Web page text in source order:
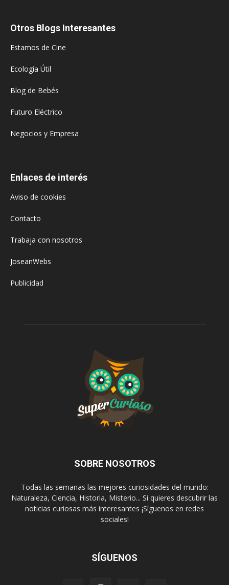
Otros Blogs Interesantes
Estamos de Cine
Ecología Útil
Blog de Bebés
Futuro Eléctrico
Negocios y Empresa
Enlaces de interés
Aviso de cookies
Contacto
Trabaja con nosotros
JoseanWebs
Publicidad
SOBRE NOSOTROS
Todas las semanas las mejores curiosidades del mundo:
Naturaleza, Ciencia, Historia, Misterio... Si quieres descubrir las
noticias curiosas más interesantes ¡Síguenos en redes
sociales!
SÍGUENOS